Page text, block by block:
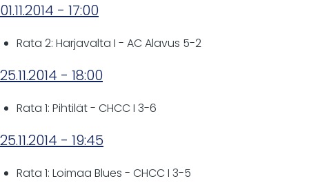
01.11.2014 - 17:00
Rata 2: Harjavalta I - AC Alavus 5-2
25.11.2014 - 18:00
Rata 1: Pihtilät - CHCC I 3-6
25.11.2014 - 19:45
Rata 1: Loimaa Blues - CHCC I 3-5